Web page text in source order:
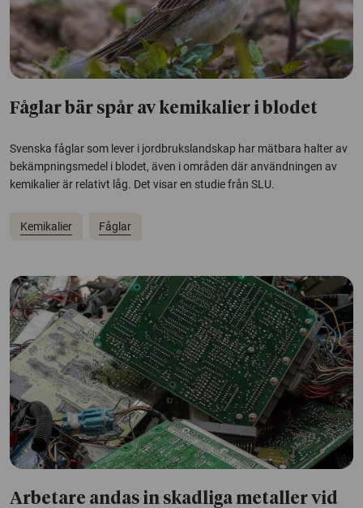
Fåglar bär spår av kemikalier i blodet
Svenska fåglar som lever i jordbrukslandskap har mätbara halter av
bekämpningsmedel i blodet, även i områden där användningen av
kemikalier är relativt låg. Det visar en studie från SLU.
Kemikalier Fåglar
Arbetare andas in skadliga metaller vid